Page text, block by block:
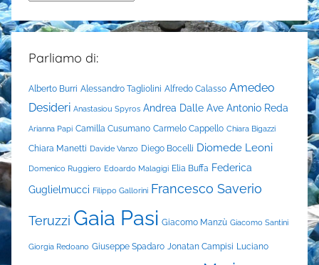
Parliamo di:
Alberto Burri Alessandro Tagliolini Alfredo Calasso Amedeo
Desideri Anastasiou Spyros Andrea Dalle Ave Antonio Reda
Arianna Papi Camilla Cusumano Carmelo Cappello Chiara Bigazzi
Chiara Manetti Davide Vanzo Diego Bocelli Diomede Leoni
Domenico Ruggiero Edoardo Malagigi Elia Buffa Federica
Guglielmucci Filippo Gallorini Francesco Saverio
Teruzzi Gaia Pasi Giacomo Manzù Giacomo Santini
Giorgia Redoano Giuseppe Spadaro Jonatan Campisi Luciano